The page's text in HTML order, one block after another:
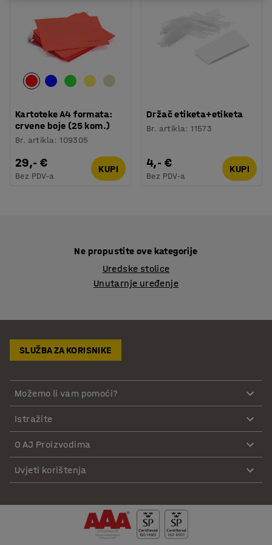
Kartoteke A4 formata:
crvene boje (25 kom.)
Br. artikla:109305
29,- €
Bez PDV-a
KUPI
Držač etiketa+etiketa
Br. artikla:11573
4,- €
Bez PDV-a
KUPI
Ne propustite ove kategorije
Uredske stolice
Unutarnje uređenje
SLUŽBA ZA KORISNIKE
Možemo li vam pomoći?
Istražite
O AJ Proizvodima
Uvjeti korištenja